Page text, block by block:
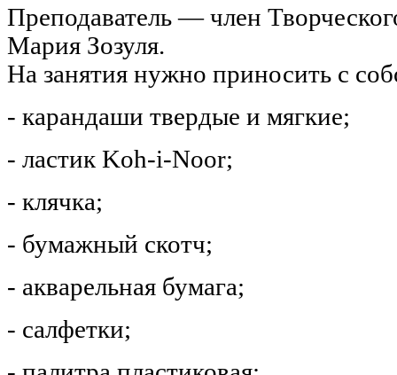
Преподаватель — член
Мария Зозуля.
На занятия нужно приносить с
- карандаши твердые и мягкие;
- ластик Koh-i-Noor;
- клячка;
- бумажный скотч;
- акварельная бумага;
- салфетки;